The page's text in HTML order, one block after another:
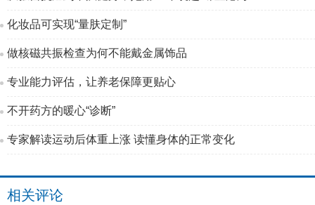
化妆品可实现“量肤定制”
做核磁共振检查为何不能戴金属饰品
专业能力评估，让养老保障更贴心
不开药方的暖心“诊断”
专家解读运动后体重上涨 读懂身体的正常变化
相关评论